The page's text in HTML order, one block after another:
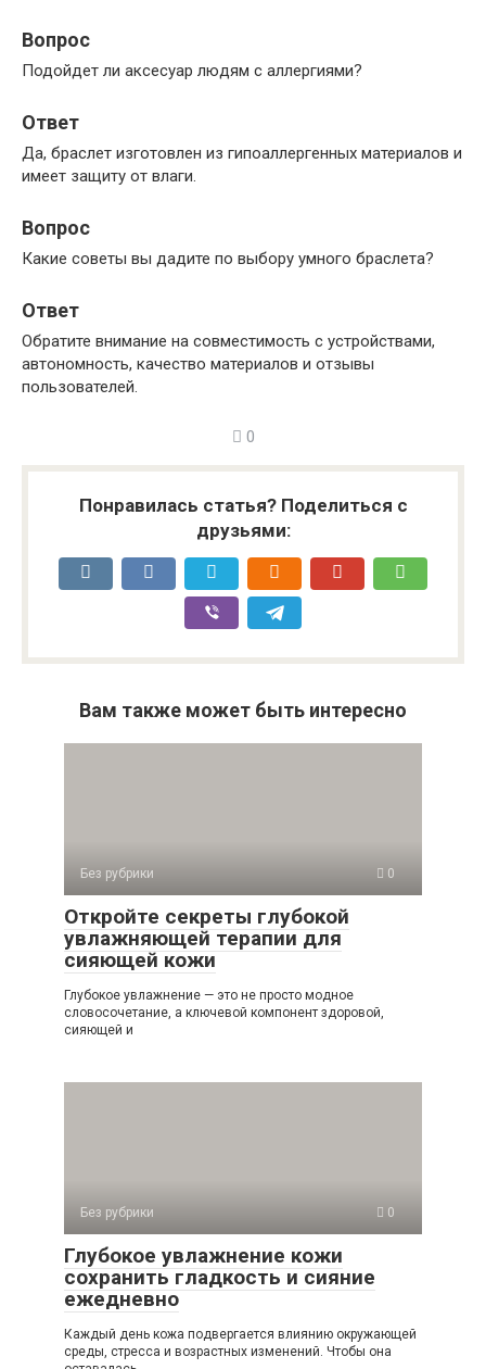
Вопрос
Подойдет ли аксесуар людям с аллергиями?
Ответ
Да, браслет изготовлен из гипоаллергенных материалов и
имеет защиту от влаги.
Вопрос
Какие советы вы дадите по выбору умного браслета?
Ответ
Обратите внимание на совместимость с устройствами,
автономность, качество материалов и отзывы
пользователей.
0
Понравилась статья? Поделиться с
друзьями:
Вам также может быть интересно
Без рубрики 0
Откройте секреты глубокой
увлажняющей терапии для
сияющей кожи
Глубокое увлажнение — это не просто модное
словосочетание, а ключевой компонент здоровой,
сияющей и
Без рубрики 0
Глубокое увлажнение кожи
сохранить гладкость и сияние
ежедневно
Каждый день кожа подвергается влиянию окружающей
среды, стресса и возрастных изменений. Чтобы она